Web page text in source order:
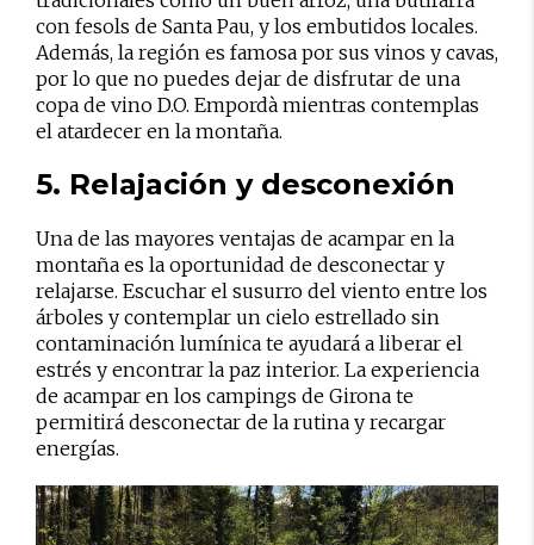
con fesols de Santa Pau, y los embutidos locales.
Además, la región es famosa por sus vinos y cavas,
por lo que no puedes dejar de disfrutar de una
copa de vino D.O. Empordà mientras contemplas
el atardecer en la montaña.
5. Relajación y desconexión
Una de las mayores ventajas de acampar en la
montaña es la oportunidad de desconectar y
relajarse. Escuchar el susurro del viento entre los
árboles y contemplar un cielo estrellado sin
contaminación lumínica te ayudará a liberar el
estrés y encontrar la paz interior. La experiencia
de acampar en los campings de Girona te
permitirá desconectar de la rutina y recargar
energías.